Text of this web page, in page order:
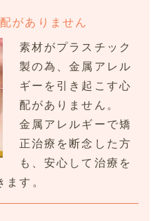
がありません
素材がプラスチック
製の為、金属アレル
ギーを引き起こす心
配がありません。
金属アレルギーで矯
正治療を断念した方
も、安心して治療を
ます。